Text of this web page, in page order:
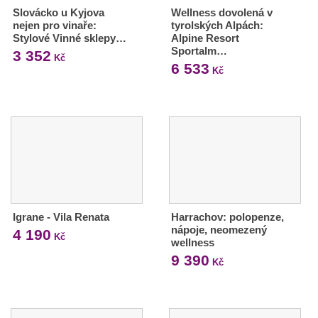
Slovácko u Kyjova
nejen pro vinaře:
Stylové Vinné sklepy…
3 352 Kč
Wellness dovolená v
tyrolských Alpách:
Alpine Resort
Sportalm…
6 533 Kč
Igrane - Vila Renata
4 190 Kč
Harrachov: polopenze,
nápoje, neomezený
wellness
9 390 Kč